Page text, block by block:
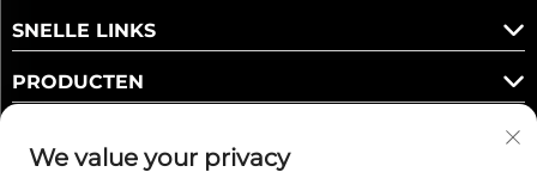
SNELLE LINKS
PRODUCTEN
We value your privacy